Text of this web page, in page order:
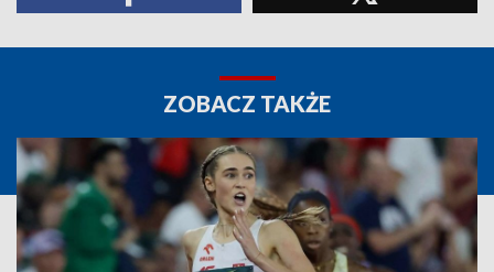
ZOBACZ TAKŻE